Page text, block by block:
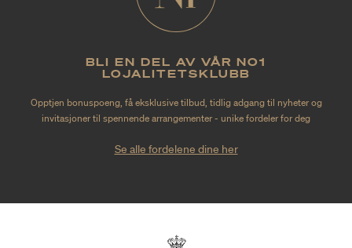
BLI EN DEL AV VÅR NO1
LOJALITETSKLUBB
Opptjen bonuspoeng, få eksklusive tilbud, tidlig adgang til nyheter og
invitasjoner til spennende arrangementer - unike fordeler for deg
Se alle fordelene dine her